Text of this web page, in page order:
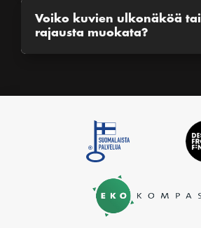
Voiko kuvien ulkonäköä tai
rajausta muokata?